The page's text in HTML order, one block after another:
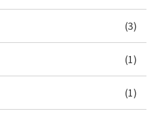
(3)
(1)
(1)